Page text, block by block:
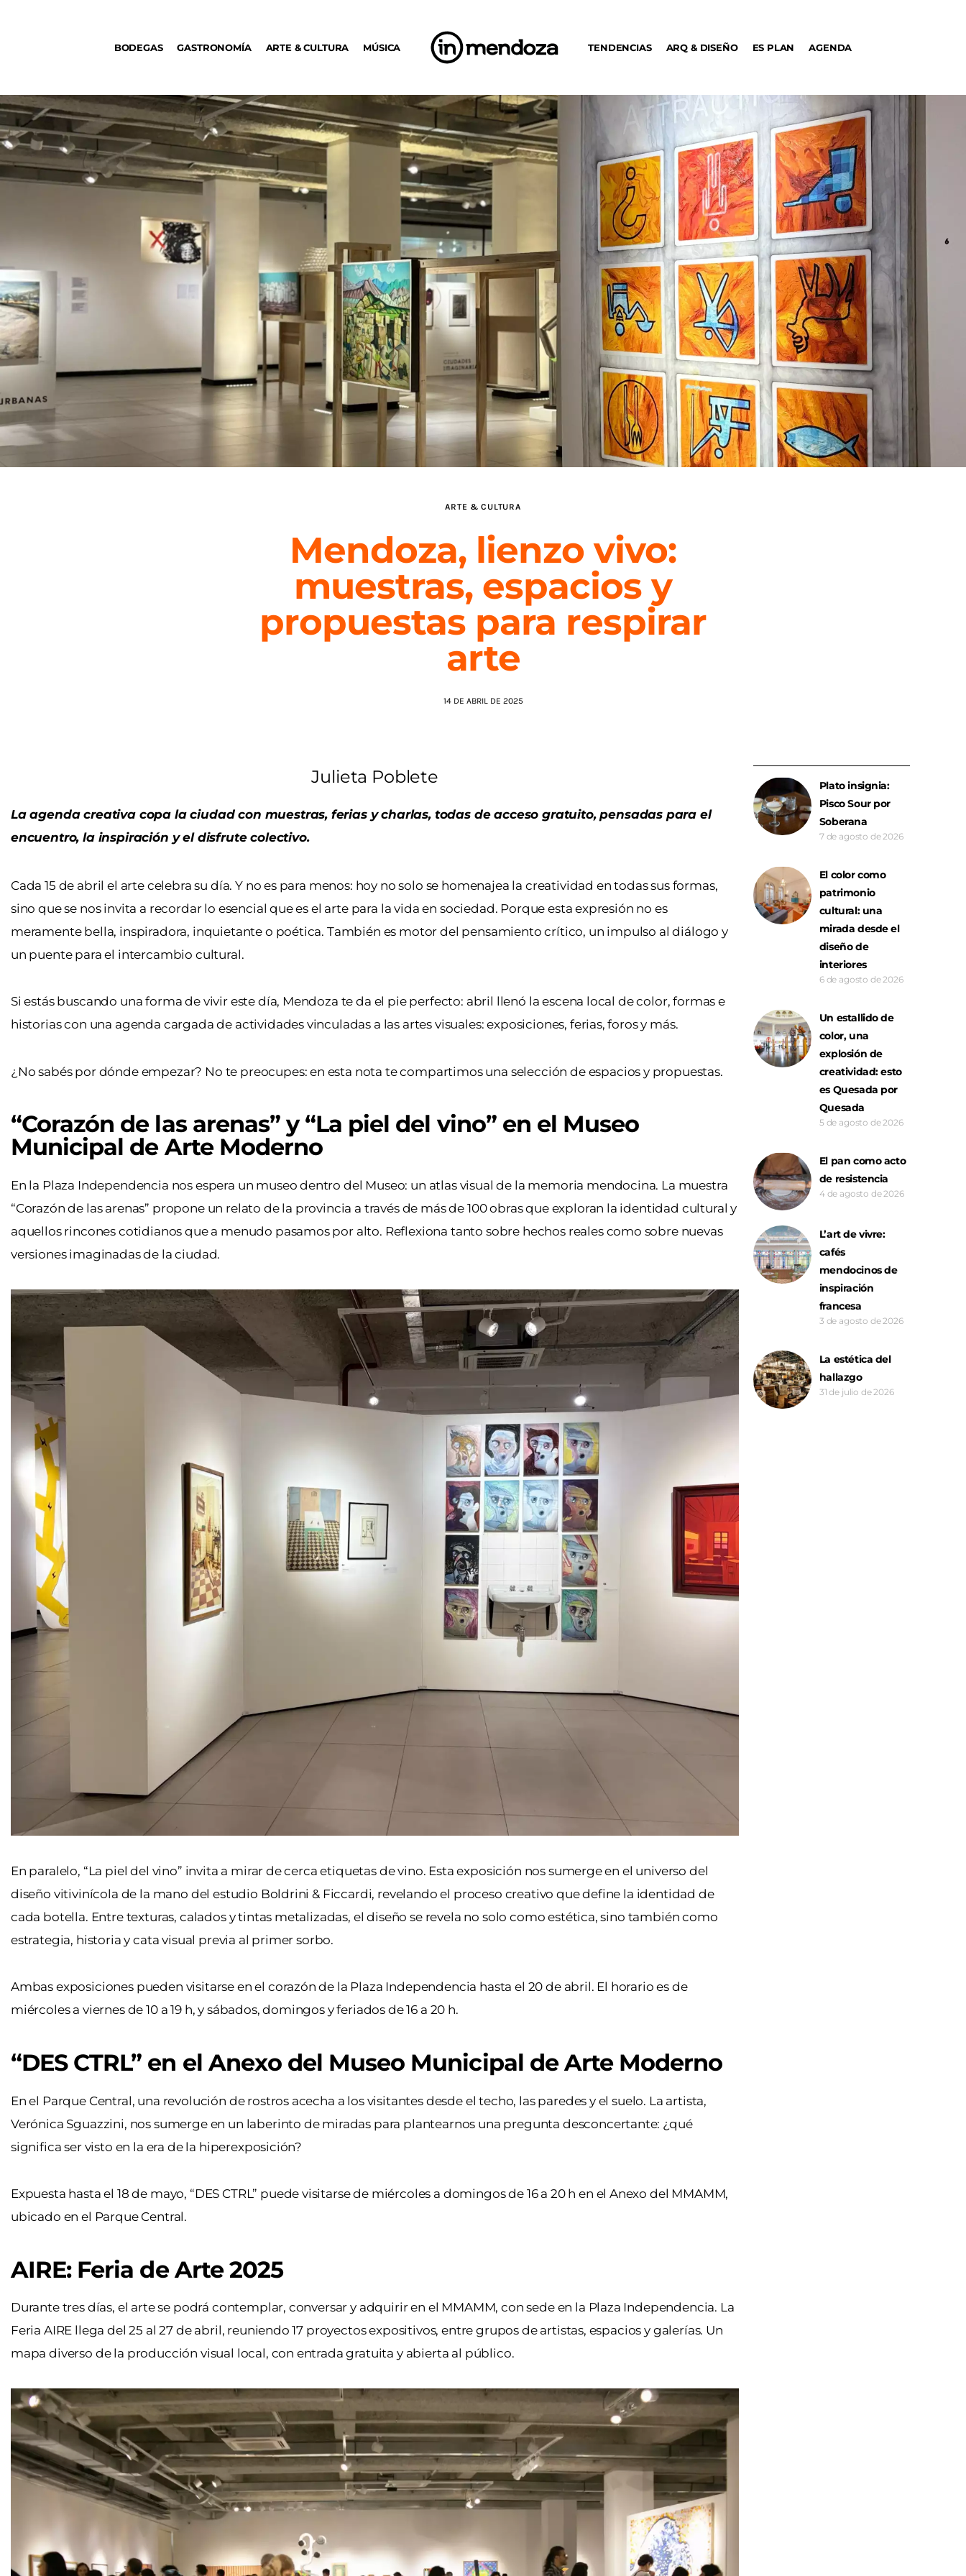
BODEGAS GASTRONOMÍA ARTE & CULTURA MÚSICA TENDENCIAS ARQ & DISEÑO ES PLAN AGENDA
MÚSICA
DÓNDE IR
AGENDA
ARTE & CULTURA
Mendoza, lienzo vivo:
muestras, espacios y
propuestas para respirar
arte
14 DE ABRIL DE 2025
Julieta Poblete
La agenda creativa copa la ciudad con muestras, ferias y charlas, todas de acceso gratuito, pensadas para el
encuentro, la inspiración y el disfrute colectivo.
Cada 15 de abril el arte celebra su día. Y no es para menos: hoy no solo se homenajea la creatividad en todas sus formas,
sino que se nos invita a recordar lo esencial que es el arte para la vida en sociedad. Porque esta expresión no es
meramente bella, inspiradora, inquietante o poética. También es motor del pensamiento crítico, un impulso al diálogo y
un puente para el intercambio cultural.
Si estás buscando una forma de vivir este día, Mendoza te da el pie perfecto: abril llenó la escena local de color, formas e
historias con una agenda cargada de actividades vinculadas a las artes visuales: exposiciones, ferias, foros y más.
¿No sabés por dónde empezar? No te preocupes: en esta nota te compartimos una selección de espacios y propuestas.
“Corazón de las arenas” y “La piel del vino” en el Museo
Municipal de Arte Moderno
En la Plaza Independencia nos espera un museo dentro del Museo: un atlas visual de la memoria mendocina. La muestra
“Corazón de las arenas” propone un relato de la provincia a través de más de 100 obras que exploran la identidad cultural y
aquellos rincones cotidianos que a menudo pasamos por alto. Reflexiona tanto sobre hechos reales como sobre nuevas
versiones imaginadas de la ciudad.
En paralelo, “La piel del vino” invita a mirar de cerca etiquetas de vino. Esta exposición nos sumerge en el universo del
diseño vitivinícola de la mano del estudio Boldrini & Ficcardi, revelando el proceso creativo que define la identidad de
cada botella. Entre texturas, calados y tintas metalizadas, el diseño se revela no solo como estética, sino también como
estrategia, historia y cata visual previa al primer sorbo.
Ambas exposiciones pueden visitarse en el corazón de la Plaza Independencia hasta el 20 de abril. El horario es de
miércoles a viernes de 10 a 19 h, y sábados, domingos y feriados de 16 a 20 h.
“DES CTRL” en el Anexo del Museo Municipal de Arte Moderno
En el Parque Central, una revolución de rostros acecha a los visitantes desde el techo, las paredes y el suelo. La artista,
Verónica Sguazzini, nos sumerge en un laberinto de miradas para plantearnos una pregunta desconcertante: ¿qué
significa ser visto en la era de la hiperexposición?
Expuesta hasta el 18 de mayo, “DES CTRL” puede visitarse de miércoles a domingos de 16 a 20 h en el Anexo del MMAMM,
ubicado en el Parque Central.
AIRE: Feria de Arte 2025
Durante tres días, el arte se podrá contemplar, conversar y adquirir en el MMAMM, con sede en la Plaza Independencia. La
Feria AIRE llega del 25 al 27 de abril, reuniendo 17 proyectos expositivos, entre grupos de artistas, espacios y galerías. Un
mapa diverso de la producción visual local, con entrada gratuita y abierta al público.
Plato insignia:
Pisco Sour por
Soberana
7 de agosto de 2026
El color como
patrimonio
cultural: una
mirada desde el
diseño de
interiores
6 de agosto de 2026
Un estallido de
color, una
explosión de
creatividad: esto
es Quesada por
Quesada
5 de agosto de 2026
El pan como acto
de resistencia
4 de agosto de 2026
L’art de vivre:
cafés
mendocinos de
inspiración
francesa
3 de agosto de 2026
La estética del
hallazgo
31 de julio de 2026